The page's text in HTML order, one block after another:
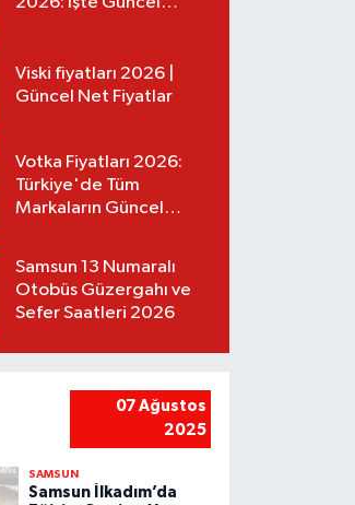
Viski fiyatları 2026 |
Güncel Net Fiyatlar
Votka Fiyatları 2026:
Türkiye'de Tüm
Markaların Güncel
Samsun 13 Numaralı
Otobüs Güzergahı ve
Sefer Saatleri 2026
07 Ağustos
2025
SAMSUN
Samsun İlkadım’da